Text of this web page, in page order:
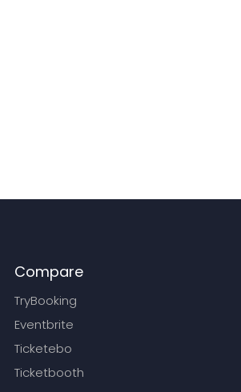
Compare
TryBooking
Eventbrite
Ticketebo
Ticketbooth